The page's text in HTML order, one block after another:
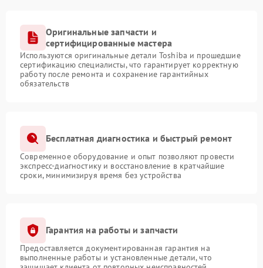
Оригинальные запчасти и
сертифицированные мастера
Используются оригинальные детали Toshiba и прошедшие
сертификацию специалисты, что гарантирует корректную
работу после ремонта и сохранение гарантийных
обязательств
Бесплатная диагностика и быстрый ремонт
Современное оборудование и опыт позволяют провести
экспресс-диагностику и восстановление в кратчайшие
сроки, минимизируя время без устройства
Гарантия на работы и запчасти
Предоставляется документированная гарантия на
выполненные работы и установленные детали, что